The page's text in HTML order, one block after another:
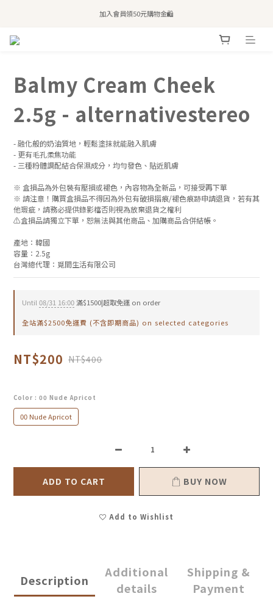
全站滿$2,500免運｜6/30前 含新品滿$1,300超取免運
加入會員領50元購物金🛍️
Balmy Cream Cheek
2.5g - alternativestereo
- 融化般的奶油質地，輕鬆塗抹就能融入肌膚
- 更有毛孔柔焦功能
- 三種粉體調配結合保濕成分，均勻發色、貼近肌膚
※ 盒損品為外包裝有壓損或褪色，內容物為全新品，可接受再下單
※ 請注意！購買盒損品不得因為外包有破損摺痕/褪色痕跡申請退貨，若有其
他瑕疵，請務必提供錄影檔否則視為放棄退貨之權利
⚠️盒損品請獨立下單，恕無法與其他商品、加購商品合併結帳。
產地：韓國
容量：2.5g
台灣總代理：覓間生活有限公司
Until08/31 16:00滿$1500|超取免運 on order
全站滿$2500免運費 (不含即期商品) on selected categories
NT$200 NT$400
Color : 00 Nude Apricot
00 Nude Apricot
ADD TO CART BUY NOW
Add to Wishlist
Description
Additional
details
Shipping &
Payment